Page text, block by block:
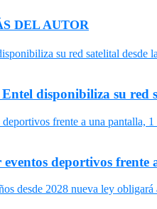
DEL AUTOR
disponibiliza su red
deportivos frente